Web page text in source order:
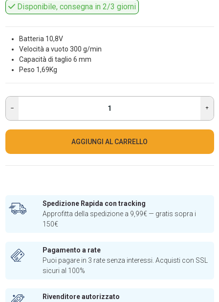
Disponibile, consegna in 2/3 giorni
Batteria 10,8V
Velocità a vuoto 300 g/min
Capacità di taglio 6 mm
Peso 1,69Kg
AGGIUNGI AL CARRELLO
Spedizione Rapida con tracking
Approfitta della spedizione a 9,99€ — gratis sopra i
150€
Pagamento a rate
Puoi pagare in 3 rate senza interessi. Acquisti con SSL
sicuri al 100%
Rivenditore autorizzato